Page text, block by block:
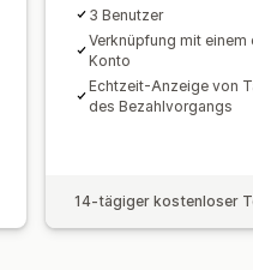
3 Benutzer
Verknüpfung mit einem
Konto
Echtzeit-Anzeige von
des Bezahlvorgangs
14-tägiger kostenloser